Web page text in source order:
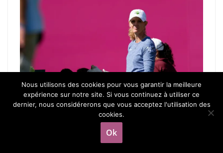
Nous utilisons des cookies pour vous garantir la meilleure
expérience sur notre site. Si vous continuez à utiliser ce
dernier, nous considérerons que vous acceptez l'utilisation des
cookies.
Ok